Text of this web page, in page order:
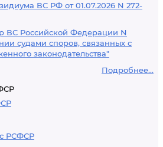
ВС РФ от 01.07.2026 N 272-
ВС Российской Федерации N
судами споров, связанных с
законодательства"
Подробнее...
РСФСР